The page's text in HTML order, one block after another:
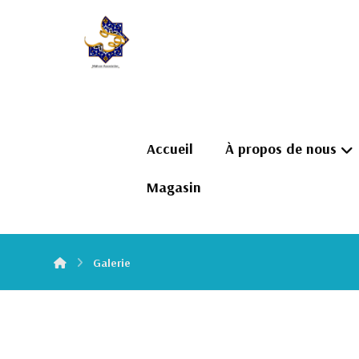
Accueil À propos de nous
Magasin
Galerie